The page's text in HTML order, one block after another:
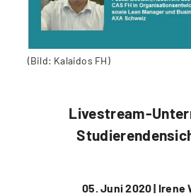
(Bild: Kalaidos FH)
Livestream-
05. Juni 2020 | Irene